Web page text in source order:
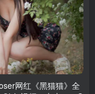
い [127P8V-979MB]
[130P5V-649MB]
[122P-221MB]
623MB]
611MB]
662MB]
网红《黑猫猫》全